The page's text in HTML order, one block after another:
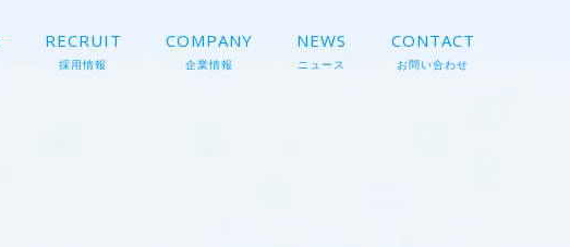
RECRUIT
採用情報
COMPANY
企業情報
NEWS
ニュース
CONTACT
お問い合わせ